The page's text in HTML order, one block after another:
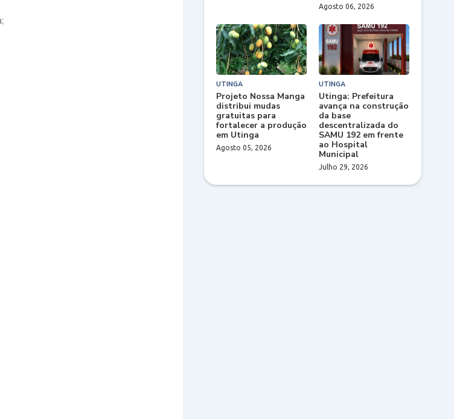
Agosto 06, 2026
UTINGA
Projeto Nossa Manga
distribui mudas
gratuitas para
fortalecer a produção
em Utinga
Agosto 05, 2026
UTINGA
Utinga: Prefeitura
avança na construção
da base
descentralizada do
SAMU 192 em frente
ao Hospital
Municipal
Julho 29, 2026